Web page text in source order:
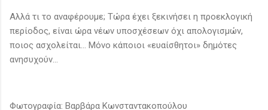
Αλλά τι το αναφέρουμε; Τώρα έχει ξεκινήσει η προεκλογική
περίοδος, είναι ώρα νέων υποσχέσεων όχι απολογισμών,
ποιος ασχολείται... Μόνο κάποιοι «ευαίσθητοι» δημότες
ανησυχούν...
Φωτογραφία: Βαρβάρα Κωνσταντακοπούλου